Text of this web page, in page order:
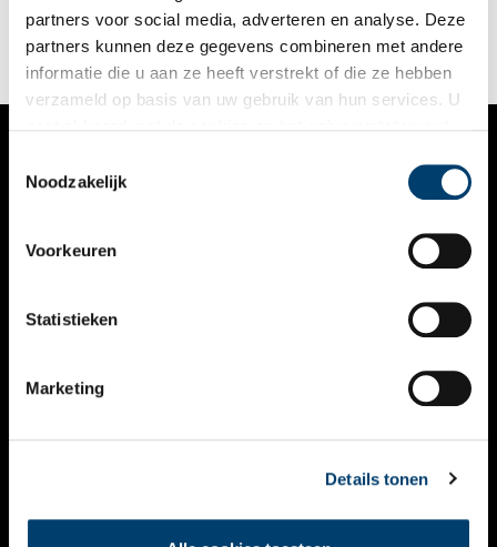
partners voor social media, adverteren en analyse. Deze
partners kunnen deze gegevens combineren met andere
informatie die u aan ze heeft verstrekt of die ze hebben
verzameld op basis van uw gebruik van hun services. U
Noodzakelijk
Voorkeuren
Statistieken
Marketing
Details tonen
VERHALEN
KALENDER
THEMA’S
VIDEO’S
CONTACT